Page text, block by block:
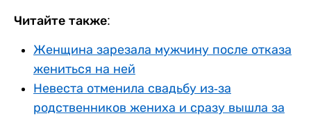
Читайте также:
Женщина зарезала мужчину после отказа
жениться на ней
Невеста отменила свадьбу из-за
родственников жениха и сразу вышла за